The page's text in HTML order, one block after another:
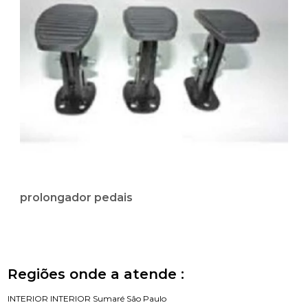
prolongador pedais
Regiões onde a atende :
INTERIOR INTERIOR Sumaré São Paulo